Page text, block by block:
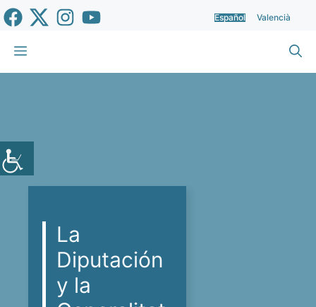
Saltar
al
contenido
Español Valencià
Menú
La
Diputación
y la